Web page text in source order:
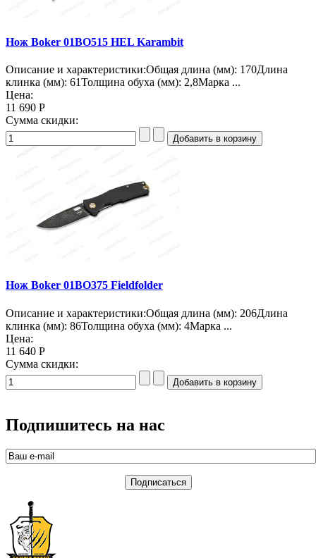
Нож Boker 01BO515 HEL Karambit
Описание и характеристики:Общая длина (мм): 170Длина
клинка (мм): 61Толщина обуха (мм): 2,8Марка ...
Цена:
11 690 Р
Сумма скидки:
Нож Boker 01BO375 Fieldfolder
Описание и характеристики:Общая длина (мм): 206Длина
клинка (мм): 86Толщина обуха (мм): 4Марка ...
Цена:
11 640 Р
Сумма скидки:
Подпишитесь на нас